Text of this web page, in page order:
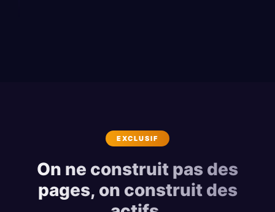
EXCLUSIF
On ne construit pas des
pages, on construit des